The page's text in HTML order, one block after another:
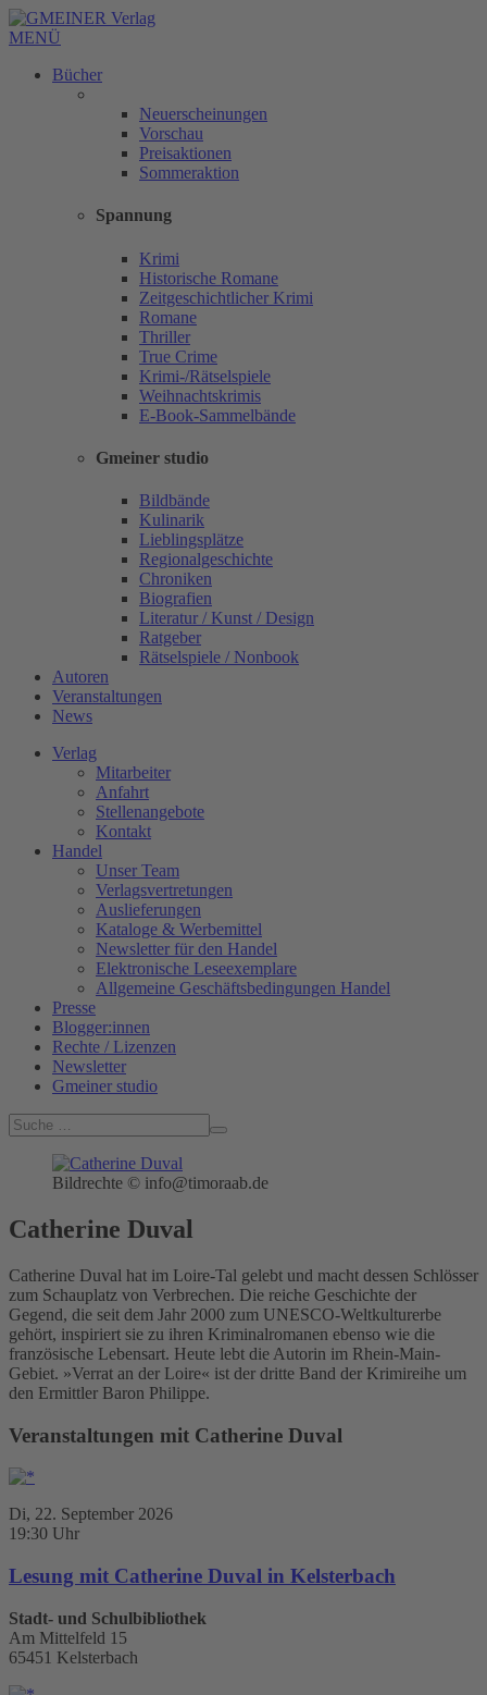
MENÜ
Bücher
Neuerscheinungen
Vorschau
Preisaktionen
Sommeraktion
Spannung
Krimi
Historische Romane
Zeitgeschichtlicher Krimi
Romane
Thriller
True Crime
Krimi-/Rätselspiele
Weihnachtskrimis
E-Book-Sammelbände
Gmeiner studio
Bildbände
Kulinarik
Lieblingsplätze
Regionalgeschichte
Chroniken
Biografien
Literatur / Kunst / Design
Ratgeber
Rätselspiele / Nonbook
Autoren
Veranstaltungen
News
Verlag
Mitarbeiter
Anfahrt
Stellenangebote
Kontakt
Handel
Unser Team
Verlagsvertretungen
Auslieferungen
Kataloge & Werbemittel
Newsletter für den Handel
Elektronische Leseexemplare
Allgemeine Geschäftsbedingungen Handel
Presse
Blogger:innen
Rechte / Lizenzen
Newsletter
Gmeiner studio
Bildrechte © info@timoraab.de
Catherine Duval
Catherine Duval hat im Loire-Tal gelebt und macht dessen Schlösser
zum Schauplatz von Verbrechen. Die reiche Geschichte der
Gegend, die seit dem Jahr 2000 zum UNESCO-Weltkulturerbe
gehört, inspiriert sie zu ihren Kriminalromanen ebenso wie die
französische Lebensart. Heute lebt die Autorin im Rhein-Main-
Gebiet. »Verrat an der Loire« ist der dritte Band der Krimireihe um
den Ermittler Baron Philippe.
Veranstaltungen mit Catherine Duval
Di, 22. September 2026
19:30 Uhr
Lesung mit Catherine Duval in Kelsterbach
Stadt- und Schulbibliothek
Am Mittelfeld 15
65451 Kelsterbach